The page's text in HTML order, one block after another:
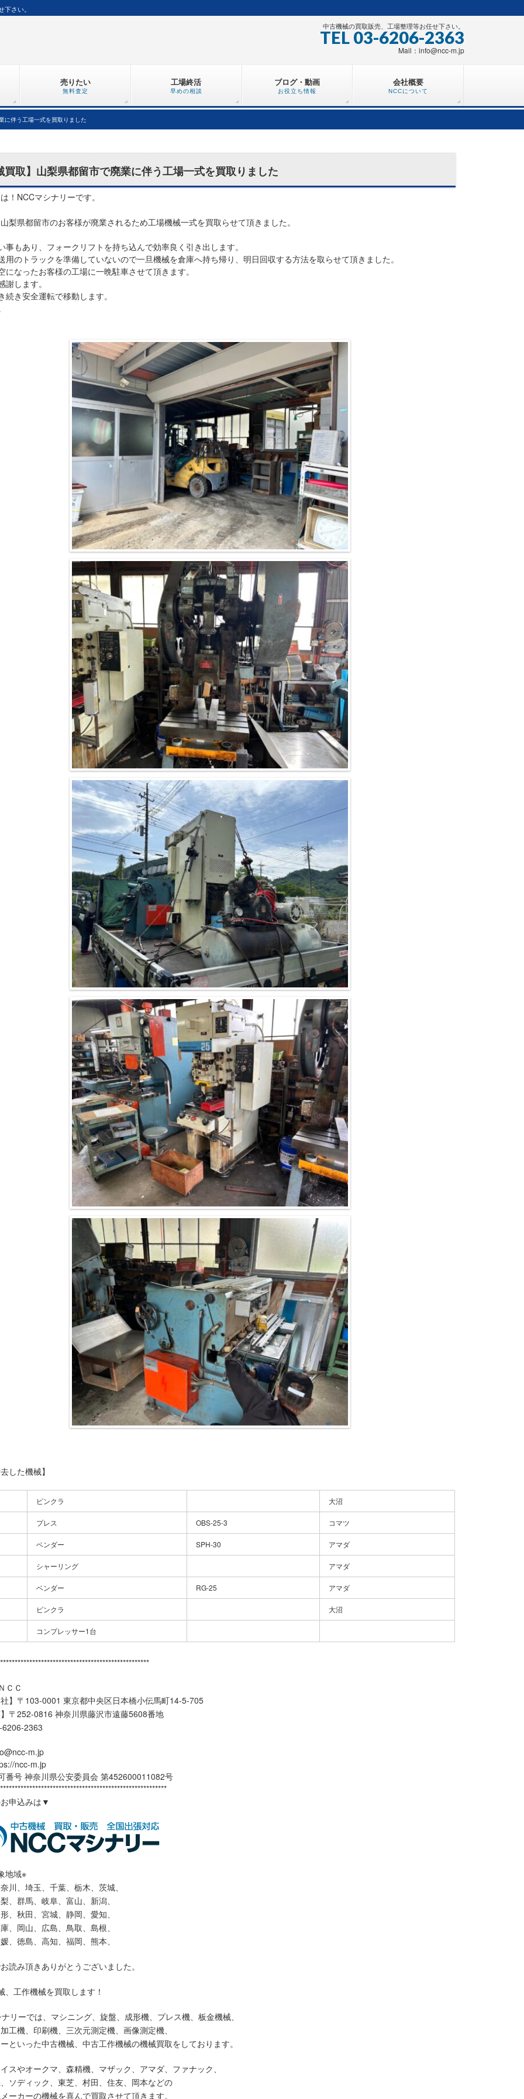
さい。
中古機械の買取販売、工場整理等お任せ下さい。
TEL 03-6206-2363
Mail：info@ncc-m.jp
売りたい
無料査定
工場終活
早めの相談
ブログ・動画
お役立ち情報
会社概要
NCCについて
に伴う工場一式を買取りました
買取】山梨県都留市で廃業に伴う工場一式を買取りました
！NCCマシナリーです。
山梨県都留市のお客様が廃業されるため工場機械一式を買取らせて頂きました。
事もあり、フォークリフトを持ち込んで効率良く引き出します。
用のトラックを準備していないので一旦機械を倉庫へ持ち帰り、明日回収する方法を取らせて頂きました。
になったお客様の工場に一晩駐車させて頂きます。
謝します。
続き安全運転で移動します。
した機械】
ピンクラ 大沼
プレス OBS-25-3 コマツ
ベンダー SPH-30 アマダ
シャーリング アマダ
ベンダー RG-25 アマダ
ピンクラ 大沼
コンプレッサー1台
ＣＣ
社】〒103-0001 東京都中央区日本橋小伝馬町14-5-705
〒252-0816 神奈川県藤沢市遠藤5608番地
2363
m.jp
ncc-m.jp
番号 神奈川県公安委員会 第452600011082号
申込みは▼
地域※
川、埼玉、千葉、栃木、茨城、
、群馬、岐阜、富山、新潟、
、秋田、宮城、静岡、愛知、
、岡山、広島、鳥取、島根、
、徳島、高知、福岡、熊本、
読み頂きありがとうございました。
、工作機械を買取します！
リーでは、マシニング、旋盤、成形機、プレス機、板金機械、
工機、印刷機、三次元測定機、画像測定機、
といった中古機械、中古工作機械の機械買取をしております。
スやオークマ、森精機、マザック、アマダ、ファナック、
ソディック、東芝、村田、住友、岡本などの
ーカーの機械を喜んで買取させて頂きます。